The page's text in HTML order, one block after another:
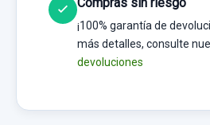
¡100% garantía de
más detalles, consulte
devoluciones